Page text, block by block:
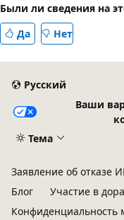
Были ли сведения на
Да
Нет
Русский
Ваши
Тема
Заявление об отказе
Блог
Участие в
Конфиденциальность